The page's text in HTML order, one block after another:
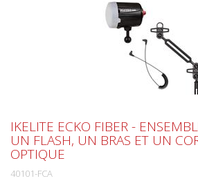
IKELITE ECKO FIBER -
UN FLASH, UN BRAS ET UN
OPTIQUE
40101-FCA